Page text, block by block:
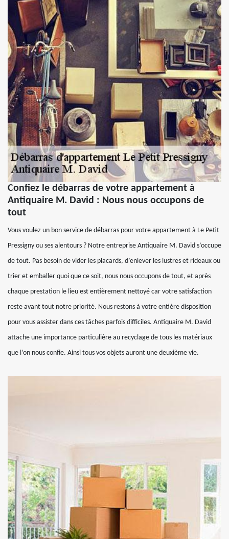
Confiez le débarras de votre appartement à
Antiquaire M. David : Nous nous occupons de
tout
Vous voulez un bon service de débarras pour votre appartement à Le Petit
Pressigny ou ses alentours ? Notre entreprise Antiquaire M. David s’occupe
de tout. Pas besoin de vider les placards, d’enlever les lustres et rideaux ou
trier et emballer quoi que ce soit, nous nous occupons de tout, et après
chaque prestation le lieu est entièrement nettoyé car votre satisfaction
reste avant tout notre priorité. Nous restons à votre entière disposition
pour vous assister dans ces tâches parfois difficiles. Antiquaire M. David
attache une importance particulière au recyclage de tous les matériaux
que l’on nous confie. Ainsi tous vos objets auront une deuxième vie.